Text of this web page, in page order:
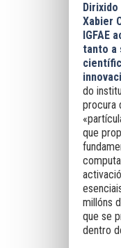
Xabier
IGFAE
tanto a
do
procura
que
millóns
que se
dentro